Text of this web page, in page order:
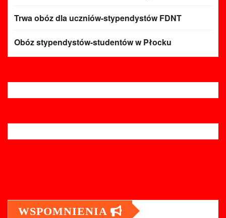
Trwa obóz dla uczniów-stypendystów FDNT
Obóz stypendystów-studentów w Płocku
WSPOMNIENIA